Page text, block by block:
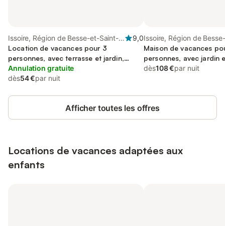
Issoire, Région de Besse-et-Saint-
Anastaise
9,0
Location de vacances pour 3
personnes, avec terrasse et jardin,
animaux acceptés
Annulation gratuite
dès54 €par nuit
Issoire, Région de
Anastaise
Maison de vacances
personnes, avec jardin
acceptés
dès108 €par nuit
Afficher toutes les offres
Locations de vacances adaptées aux
enfants